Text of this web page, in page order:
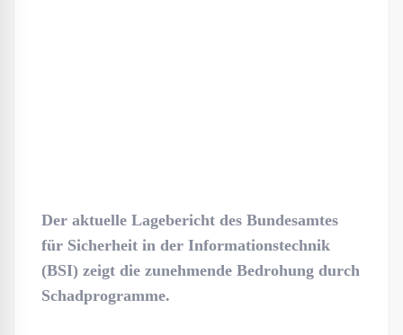
Der aktuelle Lagebericht des Bundesamtes
für Sicherheit in der Informationstechnik
(BSI) zeigt die zunehmende Bedrohung durch
Schadprogramme.